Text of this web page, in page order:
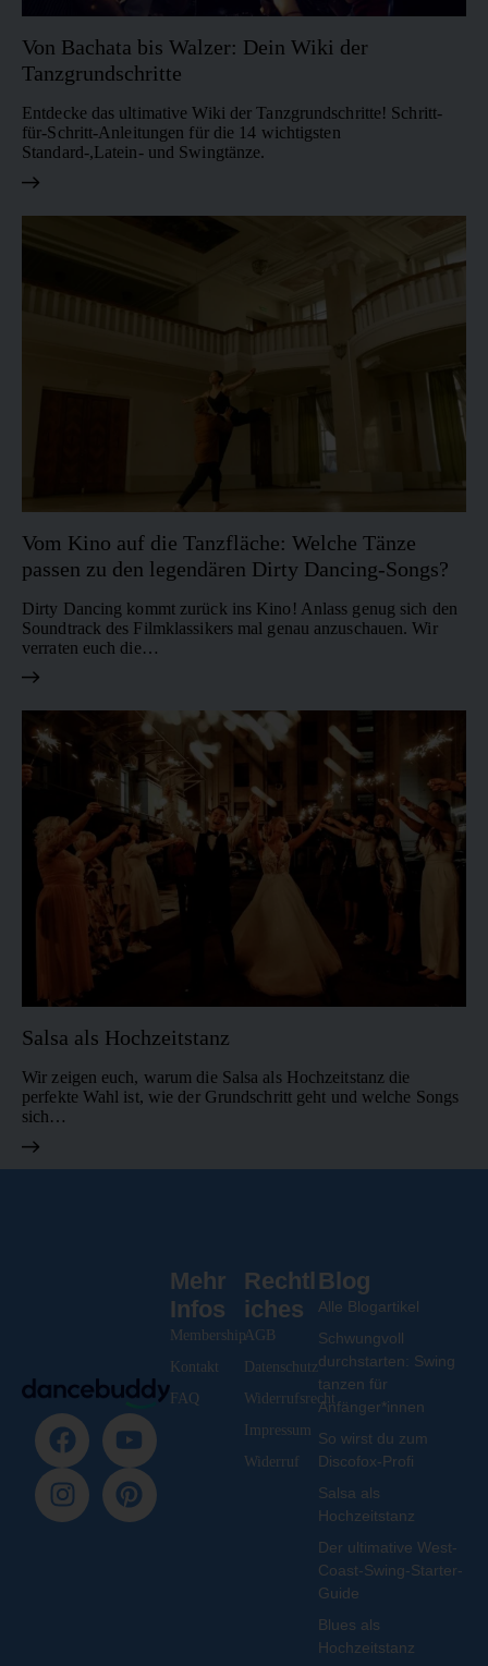
Von Bachata bis Walzer: Dein Wiki der
Tanzgrundschritte
Entdecke das ultimative Wiki der Tanzgrundschritte! Schritt-
für-Schritt-Anleitungen für die 14 wichtigsten
Standard-,Latein- und Swingtänze.
Vom Kino auf die Tanzfläche: Welche Tänze
passen zu den legendären Dirty Dancing-Songs?
Dirty Dancing kommt zurück ins Kino! Anlass genug sich den
Soundtrack des Filmklassikers mal genau anzuschauen. Wir
verraten euch die…
Salsa als Hochzeitstanz
Wir zeigen euch, warum die Salsa als Hochzeitstanz die
perfekte Wahl ist, wie der Grundschritt geht und welche Songs
sich…
Rechtl
iches
AGB
Datenschutz
Widerrufsrecht
Impressum
Widerruf
Mehr
Infos
Membership
Kontakt
FAQ
Blog
Alle Blogartikel
Schwungvoll
durchstarten: Swing
tanzen für
Anfänger*innen
So wirst du zum
Discofox-Profi
Salsa als
Hochzeitstanz
Der ultimative West-
Coast-Swing-Starter-
Guide
Blues als
Hochzeitstanz